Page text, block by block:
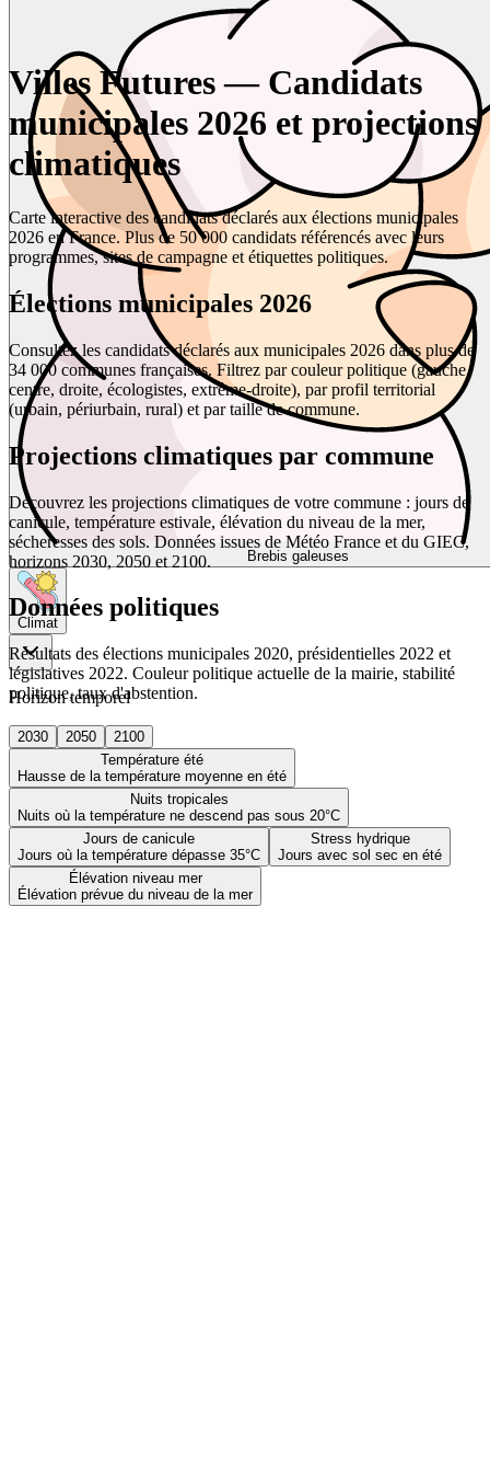
Brebis galeuses
Climat
Horizon temporel
2030 2050
2100
Température été
Hausse de la température moyenne en été
Nuits tropicales
Nuits où la température ne descend pas sous 20°C
Jours de canicule
Jours où la température dépasse 35°C
Stress hydrique
Jours avec sol sec en été
Élévation niveau mer
Élévation prévue du niveau de la mer
Villes Futures — Candidats
municipales 2026 et projections
climatiques
Carte interactive des candidats déclarés aux élections municipales
2026 en France. Plus de 50 000 candidats référencés avec leurs
programmes, sites de campagne et étiquettes politiques.
Élections municipales 2026
Consultez les candidats déclarés aux municipales 2026 dans plus de
34 000 communes françaises. Filtrez par couleur politique (gauche,
centre, droite, écologistes, extrême-droite), par profil territorial
(urbain, périurbain, rural) et par taille de commune.
Projections climatiques par commune
Découvrez les projections climatiques de votre commune : jours de
canicule, température estivale, élévation du niveau de la mer,
sécheresses des sols. Données issues de Météo France et du GIEC,
horizons 2030, 2050 et 2100.
Données politiques
Résultats des élections municipales 2020, présidentielles 2022 et
législatives 2022. Couleur politique actuelle de la mairie, stabilité
politique, taux d'abstention.